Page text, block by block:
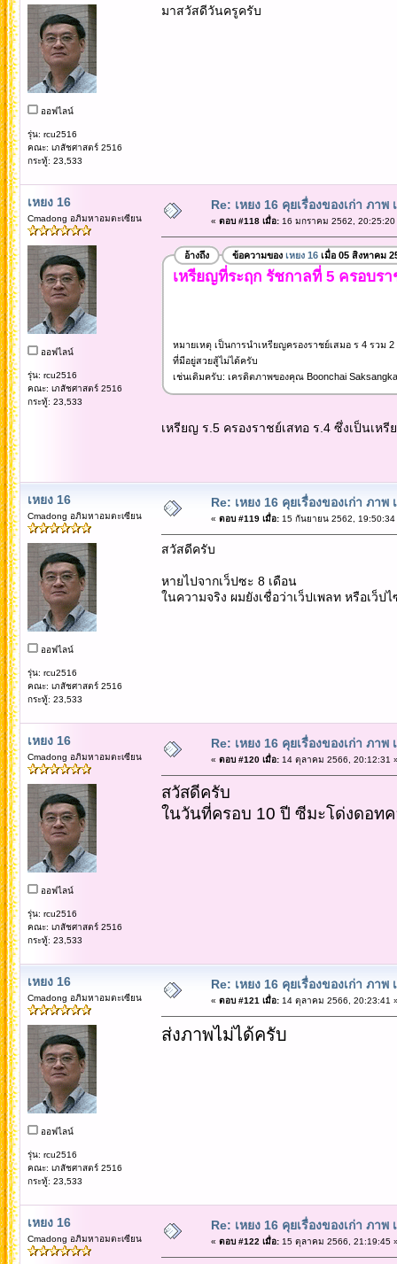
ออฟไลน์
รุ่น: rcu2516
คณะ: เภสัชศาสตร์ 2516
กระทู้: 23,533
มาสวัสดีวันครูครับ
เหยง 16
Cmadong อภิมหาอมตะเซียน
ออฟไลน์
รุ่น: rcu2516
คณะ: เภสัชศาสตร์ 2516
กระทู้: 23,533
Re: เหยง 16 คุยเรื่องของเก่า ภา
« ตอบ #118 เมื่อ:16 มกราคม 2562, 20:25:20
อ้างถึง ข้อความของ เหยง 16เมื่อ 05 สิงหาคม
เหรียญที่ระฤก รัชกาลที่ 5 ครอบร
หมายเหตุ เป็นการนำเหรียญครองราชย์เสมอ ร 4 รวม
ที่มีอยู่สวยสู้ไม่ได้ครับ
เช่นเดิมครับ: เครดิตภาพของคุณ Boonchai
เหรียญ ร.5 ครองราชย์เสทอ ร.4 ซึ่งเป็นเ
เหยง 16
Cmadong อภิมหาอมตะเซียน
ออฟไลน์
รุ่น: rcu2516
คณะ: เภสัชศาสตร์ 2516
กระทู้: 23,533
Re: เหยง 16 คุยเรื่องของเก่า ภา
« ตอบ #119 เมื่อ:15 กันยายน 2562, 19:50:34
สวัสดีครับ
หายไปจากเว็ปซะ 8 เดือน
ในความจริง ผมยังเชื่อว่าเว็ปเพลท หรือเว็
เหยง 16
Cmadong อภิมหาอมตะเซียน
ออฟไลน์
รุ่น: rcu2516
คณะ: เภสัชศาสตร์ 2516
กระทู้: 23,533
Re: เหยง 16 คุยเรื่องของเก่า ภา
« ตอบ #120 เมื่อ:14 ตุลาคม 2566, 20:12:31
สวัสดีครับ
ในวันที่ครอบ 10 ปี ซีมะโด่งดอท
เหยง 16
Cmadong อภิมหาอมตะเซียน
ออฟไลน์
รุ่น: rcu2516
คณะ: เภสัชศาสตร์ 2516
กระทู้: 23,533
Re: เหยง 16 คุยเรื่องของเก่า ภา
« ตอบ #121 เมื่อ:14 ตุลาคม 2566, 20:23:41
ส่งภาพไม่ได้ครับ
เหยง 16
Cmadong อภิมหาอมตะเซียน
Re: เหยง 16 คุยเรื่องของเก่า ภา
« ตอบ #122 เมื่อ:15 ตุลาคม 2566, 21:19:45